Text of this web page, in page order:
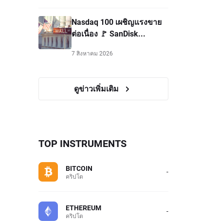
Nasdaq 100 เผชิญแรงขาย
ต่อเนื่อง 🚩 SanDisk...
7 สิงหาคม 2026
ดูข่าวเพิ่มเติม
TOP INSTRUMENTS
BITCOIN
คริปโต -
ETHEREUM
คริปโต -